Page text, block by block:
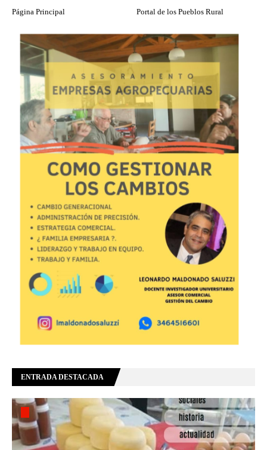
Página Principal Portal de los Pueblos Rural
ENTRADA DESTACADA